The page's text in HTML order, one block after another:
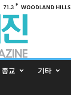
71.3 F WOODLAND HILLS
종교 기타